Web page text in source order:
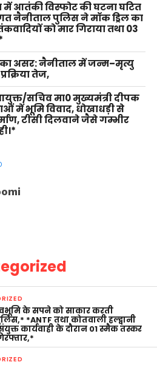
आतंकी विस्फोट की घटना घटित
नैनीताल पुलिस ने मॉक ड्रिल का
को मार गिराया तथा 03
का असर: नैनीताल में जन्म–मृत्यु
तेज,
सचिव मा0 मुख्यमंत्री दीपक
में भूमि विवाद, धोखाधड़ी से
टीसी दिलवाने जैसे गम्भीर
के सपने को साकार करती
*ANTF तथा कोतवाली हल्द्वानी
कार्यवाही के दौरान 01 स्मैक तस्कर